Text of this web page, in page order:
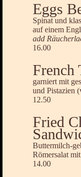
Eggs
Spinat und
auf einem
add
16.00
French
garniert mit
und Pistazien
12.50
Fried
Buttermilch-
Römersalat
14.00